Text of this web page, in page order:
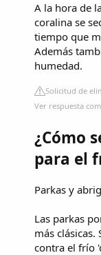
A la hora de
coralina se
tiempo que
Además
humedad.
Solicitud de
Ver respuesta
¿Cómo
para el
Parkas y
Las parkas
más
contra el frío